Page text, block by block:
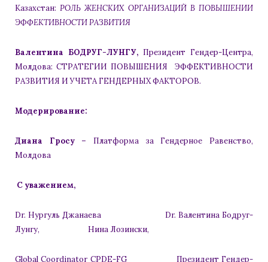
Казахстан:РОЛЬ ЖЕНСКИХ ОРГАНИЗАЦИЙ В ПОВЫШЕНИИ
ЭФФЕКТИВНОСТИ РАЗВИТИЯ
Валентина БОДРУГ-ЛУНГУ, Президент Гендер-Центра,
Молдова: СТРАТЕГИИ ПОВЫШЕНИЯ ЭФФЕКТИВНОСТИ
РАЗВИТИЯ И УЧЕТА ГЕНДЕРНЫХ ФАКТОРОВ.
Модерирование:
Диана Гросу – Платформа за Гендерное Равенство,
Молдова
С уважением,
Dr. Нургуль Джанаева Dr. Валентина Бодруг-
Лунгу, Нина Лозински,
Global Coordinator CPDE-FG Президент Гендер-